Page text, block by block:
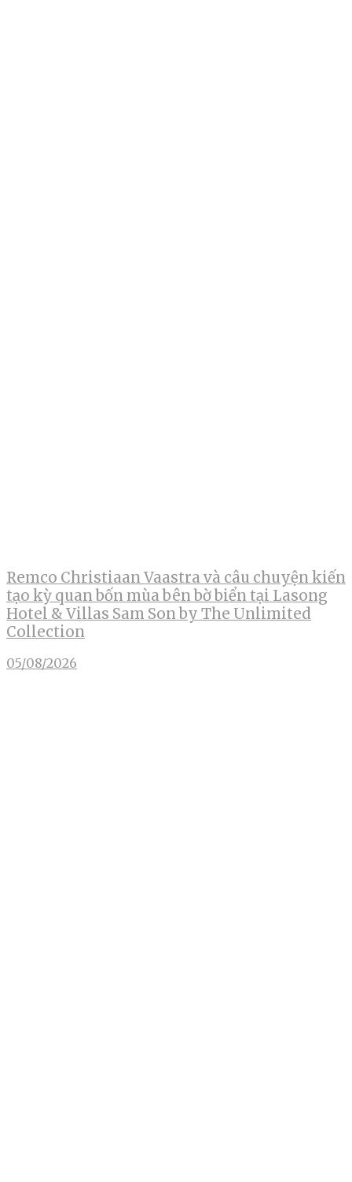
Remco Christiaan Vaastra và câu chuyện kiến
tạo kỳ quan bốn mùa bên bờ biển tại Lasong
Hotel & Villas Sam Son by The Unlimited
Collection
05/08/2026